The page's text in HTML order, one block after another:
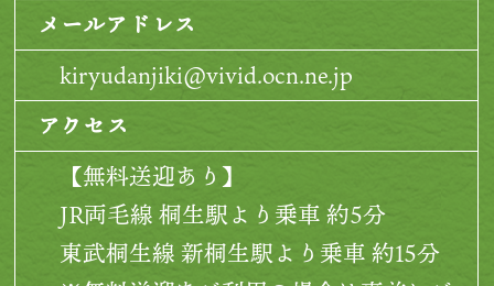
た！！！」とほめてあげたいです。少し
東京でリラックスして、地元へ戻った
ら、自分のペースで楽しく過ごしなが
ら、手当を続けていこうと思います。次
回桐生へ行くときは、健康体で行きま
す！ありがとうございました。
メールアドレス
kiryudanjiki@vivid.ocn.ne.jp
アクセス
【無料送迎あり】
JR両毛線 桐生駅より乗車 約5分
東武桐生線 新桐生駅より乗車 約15分